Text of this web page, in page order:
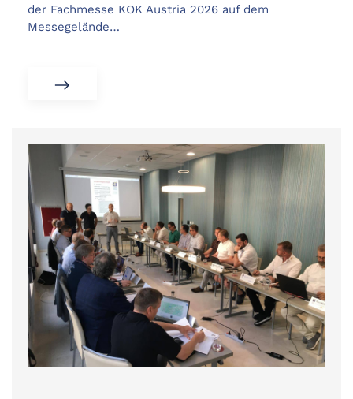
der Fachmesse KOK Austria 2026 auf dem
Messegelände…